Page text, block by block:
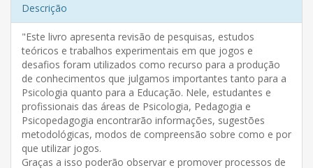
Descrição
"Este livro apresenta revisão de pesquisas, estudos
teóricos e trabalhos experimentais em que jogos e
desafios foram utilizados como recurso para a produção
de conhecimentos que julgamos importantes tanto para a
Psicologia quanto para a Educação. Nele, estudantes e
profissionais das áreas de Psicologia, Pedagogia e
Psicopedagogia encontrarão informações, sugestões
metodológicas, modos de compreensão sobre como e por
que utilizar jogos.
Graças a isso poderão observar e promover processos de